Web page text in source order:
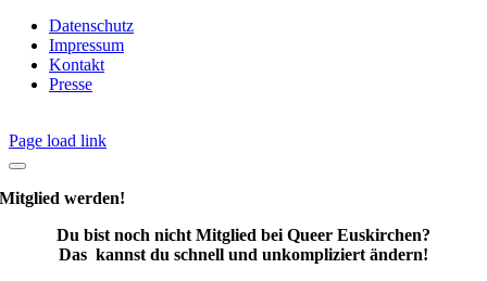
Datenschutz
Impressum
Kontakt
Presse
Page load link
Mitglied werden!
Du bist noch nicht Mitglied bei Queer Euskirchen?
Das kannst du schnell und unkompliziert ändern!